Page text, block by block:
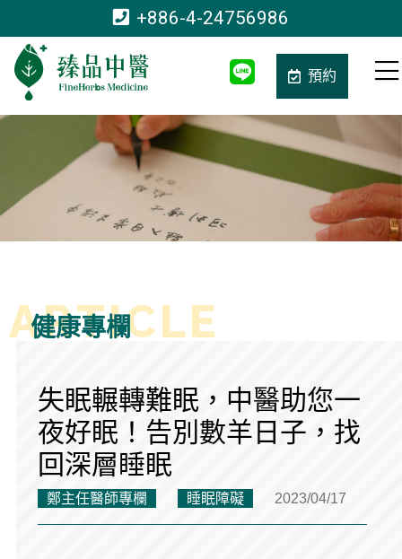
+886-4-24756986
預約
健康專欄
失眠輾轉難眠，中醫助您一
夜好眠！告別數羊日子，找
回深層睡眠
鄭主任醫師專欄 睡眠障礙 2023/04/17